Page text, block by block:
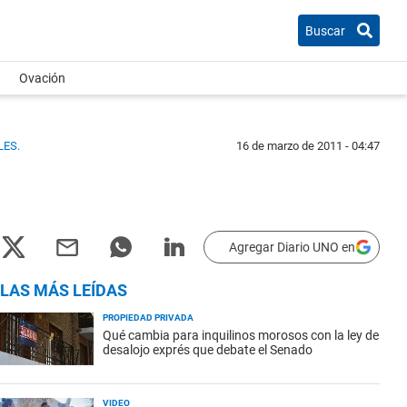
Buscar
Ovación
16 de marzo de 2011 - 04:47
Agregar Diario UNO en
LAS MÁS LEÍDAS
PROPIEDAD PRIVADA
Qué cambia para inquilinos morosos con la ley de
desalojo exprés que debate el Senado
VIDEO